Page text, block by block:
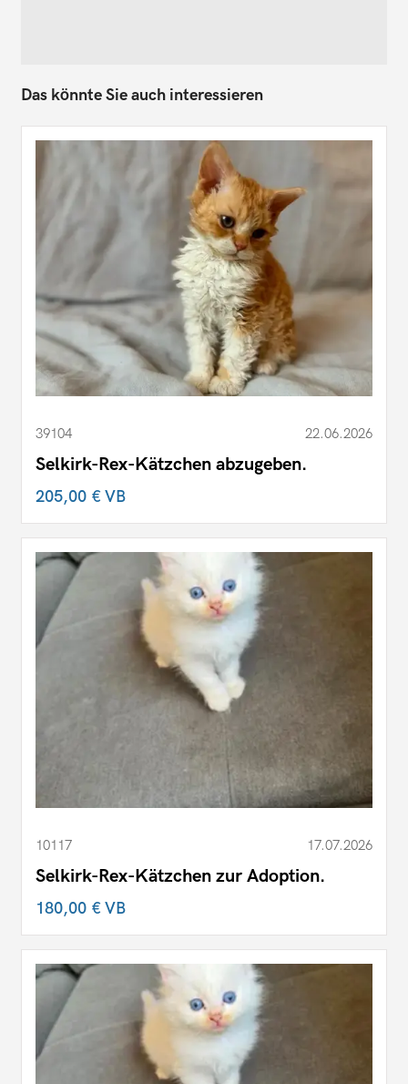
Das könnte Sie auch interessieren
39104 22.06.2026
Selkirk-Rex-Kätzchen abzugeben.
205,00 €VB
10117 17.07.2026
Selkirk-Rex-Kätzchen zur Adoption.
180,00 €VB